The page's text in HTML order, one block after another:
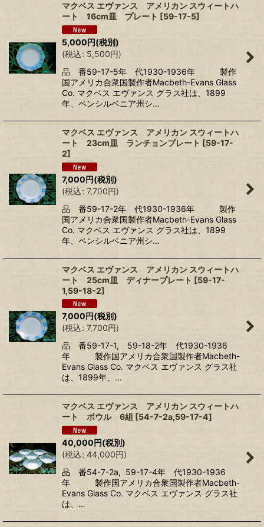
マクベス エヴァンス アメリカン スウィートハ
ート 16cm皿 プレート [59-17-5]
5,000円(税別)
(税込: 5,500円)
品 番59-17-5年 代1930-1936年 製作
国アメリカ合衆国製作者Macbeth-Evans Glass
Co. マクベス エヴァンス グラス社は、1899
年、ペンシルベニア州シ…
マクベス エヴァンス アメリカン スウィートハ
ート 23cm皿 ランチョンプレート [59-17-
2]
7,000円(税別)
(税込: 7,700円)
品 番59-17-2年 代1930-1936年 製作
国アメリカ合衆国製作者Macbeth-Evans Glass
Co. マクベス エヴァンス グラス社は、1899
年、ペンシルベニア州シ…
マクベス エヴァンス アメリカン スウィートハ
ート 25cm皿 ディナープレート [59-17-
1,59-18-2]
7,000 円(税別)
(税込: 7,700円)
品 番59-17-1, 59-18-2年 代1930-1936
年 製作国アメリカ合衆国製作者Macbeth-
Evans Glass Co. マクベス エヴァンス グラス社
は、1899年、…
マクベス エヴァンス アメリカン スウィートハ
ート ボウル 6組 [54-7-2a,59-17-4]
40,000円(税別)
(税込: 44,000円)
品 番54-7-2a, 59-17-4年 代1930-1936
年 製作国アメリカ合衆国製作者Macbeth-
Evans Glass Co. マクベス エヴァンス グラス社
は、…